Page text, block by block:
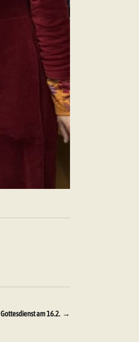
Gottesdienst am 16.2. →